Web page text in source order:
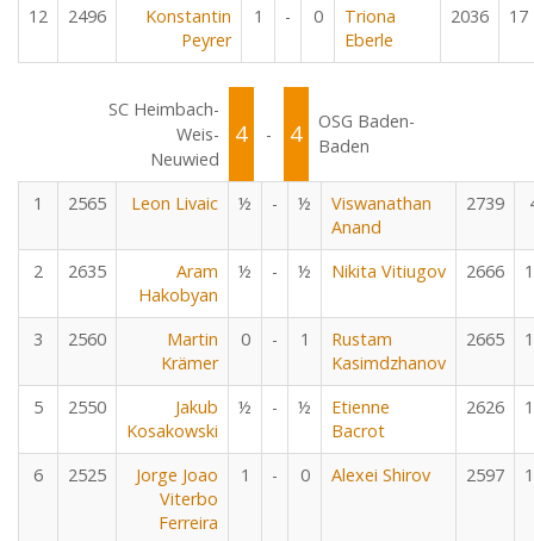
12 2496
Konstantin
Peyrer
1 - 0
Triona
Eberle
2036 17
SC Heimbach-
Weis-
Neuwied
4 - 4
OSG Baden-
Baden
1 2565 Leon Livaic ½ - ½
Viswanathan
Anand
2739
2 2635
Aram
Hakobyan
½ - ½ Nikita Vitiugov 2666
3 2560
Martin
Krämer
0 - 1
Rustam
Kasimdzhanov
2665
5 2550
Jakub
Kosakowski
½ - ½
Etienne
Bacrot
2626
6 2525
Jorge Joao
Viterbo
Ferreira
1 - 0 Alexei Shirov 2597